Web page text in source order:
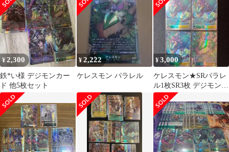
ッキパーツセット
¥2,300
鉄*い様 デジモンカー
ド 他5枚セット
¥2,222
ケレスモン パラレル
¥3,000
ケレスモン★SRパラレ
ル1枚SR3枚 デジモンカ
ードゲーム